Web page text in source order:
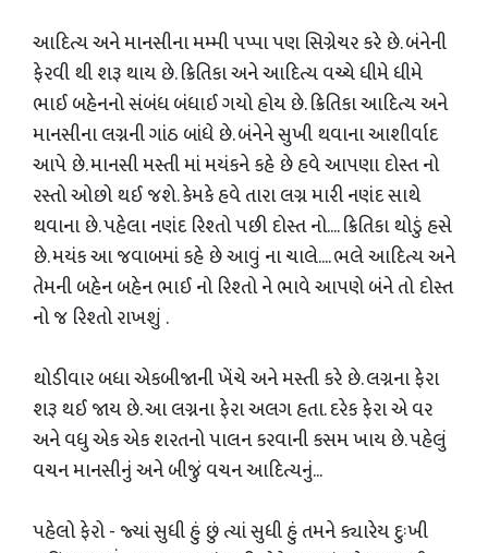
આદિત્ય અને માનસીના મમ્મી પપ્પા પણ સિગ્નેચર કરે છે. બંનેની
ફેરવી થી શરૂ થાય છે. ક્રિતિકા અને આદિત્ય વચ્ચે ધીમે ધીમે
ભાઈ બહેનનો સંબંધ બંધાઈ ગયો હોય છે. ક્રિતિકા આદિત્ય અને
માનસીના લગ્નની ગાંઠ બાંધે છે. બંનેને સુખી થવાના આશીર્વાદ
આપે છે. માનસી મસ્તી માં મયંકને કહે છે હવે આપણા દોસ્ત નો
રસ્તો ઓછો થઈ જશે. કેમકે હવે તારા લગ્ન મારી નણંદ સાથે
થવાના છે. પહેલા નણંદ રિશ્તો પછી દોસ્ત નો.... ક્રિતિકા થોડું હસે
છે. મયંક આ જવાબમાં કહે છે આવું ના ચાલે.... ભલે આદિત્ય અને
તેમની બહેન બહેન ભાઈ નો રિશ્તો ને ભાવે આપણે બંને તો દોસ્ત
નો જ રિશ્તો રાખશું .
થોડીવાર બધા એકબીજાની ખેંચે અને મસ્તી કરે છે. લગ્નના ફેરા
શરૂ થઈ જાય છે. આ લગ્નના ફેરા અલગ હતા. દરેક ફેરા એ વર
અને વધુ એક એક શરતનો પાલન કરવાની કસમ ખાય છે. પહેલું
વચન માનસીનું અને બીજું વચન આદિત્યનું...
પહેલો ફેરો - જ્યાં સુધી હું છું ત્યાં સુધી હું તમને ક્યારેય દુઃખી